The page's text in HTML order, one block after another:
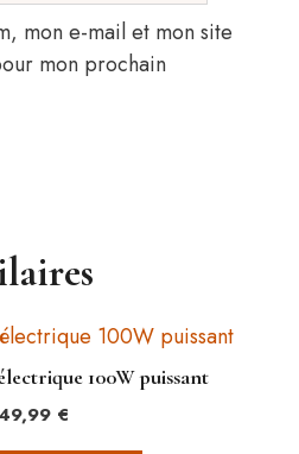
mon e-mail et mon site
mon prochain
100W puissant
€